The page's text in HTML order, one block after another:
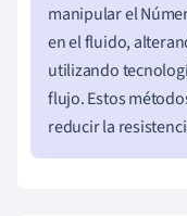
manipular el
en el fluido,
utilizando
flujo. Estos
reducir la